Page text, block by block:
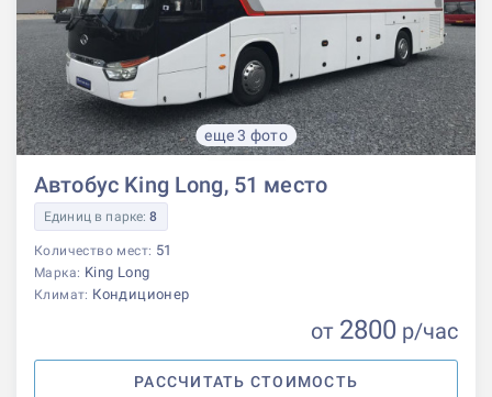
еще 3 фото
Автобус King Long, 51 место
Единиц в парке:8
Количество мест: 51
Марка: King Long
Климат: Кондиционер
от 2800 р/час
РАССЧИТАТЬ СТОИМОСТЬ